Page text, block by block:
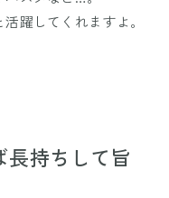
躍してくれますよ。
長持ちして旨